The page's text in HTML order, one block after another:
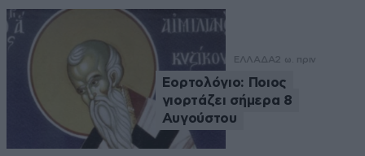
ΕΛΛΑΔΑ2 ω. πριν
Εορτολόγιο: Ποιος
γιορτάζει σήμερα 8
Αυγούστου